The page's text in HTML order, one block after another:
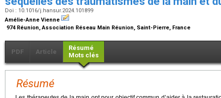
Doi : 10.1016/j.hansur.2024.101899
Amélie-Anne Vienne
974 Réunion, Association Réseau Main Réunion, Saint-Pierre, France
PDF Article
Résumé
Mots clés
Résumé